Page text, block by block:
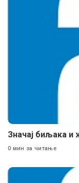
Значај биљака и
0 мин за читање